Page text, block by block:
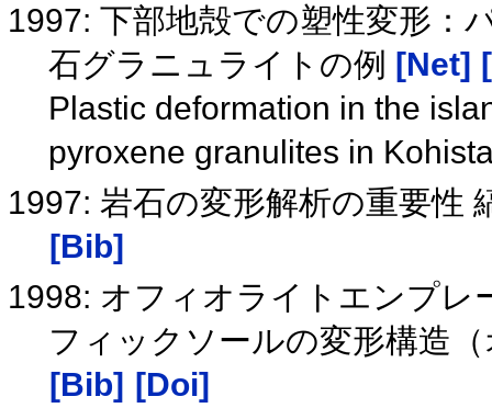
1997: 下部地殻での塑性変形：
石グラニュライトの例 [Net]
Plastic deformation in the
pyroxene granulites in
1997: 岩石の変形解析の重要性
[Bib]
1998: オフィオライトエンプレ
フィックソールの変形構造
[Bib] [Doi]